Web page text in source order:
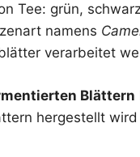
Tee: grün,
namens
verarbeitet
Blättern
hergestellt